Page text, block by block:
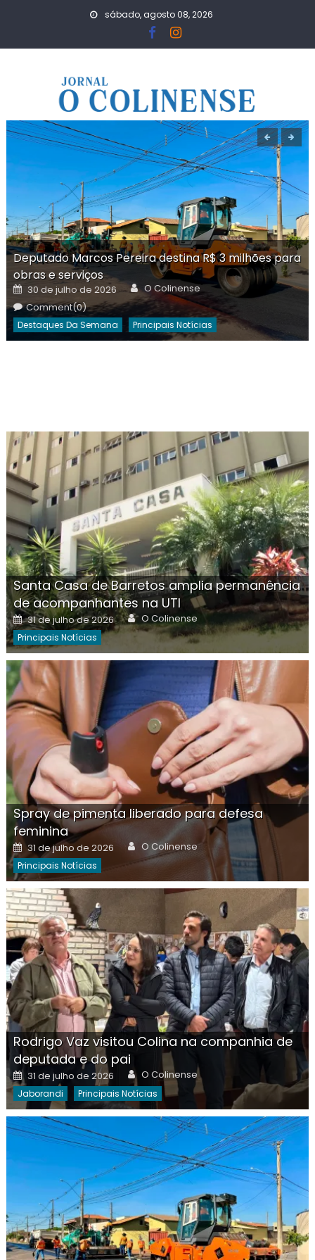
sábado, agosto 08, 2026
Deputado Marcos Pereira destina R$ 3 milhões para
obras e serviços
Posted
on
30 de julho de 2026 Author
O Colinense
Comment(0)
Destaques Da Semana Principais Notícias
Santa Casa de Barretos amplia permanência
de acompanhantes na UTI
Posted
on
31 de julho de 2026 Author
O Colinense
Principais Notícias
Spray de pimenta liberado para defesa
feminina
Posted
on
31 de julho de 2026 Author
O Colinense
Principais Notícias
Rodrigo Vaz visitou Colina na companhia de
deputada e do pai
Posted
on
31 de julho de 2026 Author
O Colinense
Jaborandi Principais Notícias